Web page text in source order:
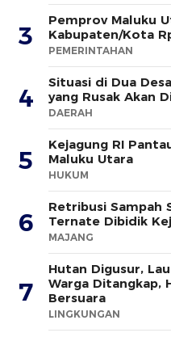
3
Pemprov Maluku
Kabupaten/Kota
PEMERINTAHAN
4
Situasi di Dua
yang Rusak Akan
DAERAH
5
Kejagung RI
Maluku Utara
HUKUM
6
Retribusi Sampah
Ternate Dibidik
MAJANG
7
Hutan Digusur,
Warga Ditangkap,
Bersuara
LINGKUNGAN